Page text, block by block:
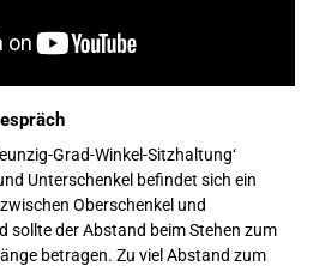
Grad-Winkel-Sitzhaltung‘
Unterschenkel befindet sich ein
Oberschenkel und
sollte der Abstand beim Stehen zum
betragen. Zu viel Abstand zum